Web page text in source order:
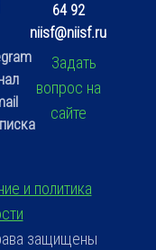
64 92
niisf@niisf.ru
Задать
вопрос на
сайте
и политика
защищены